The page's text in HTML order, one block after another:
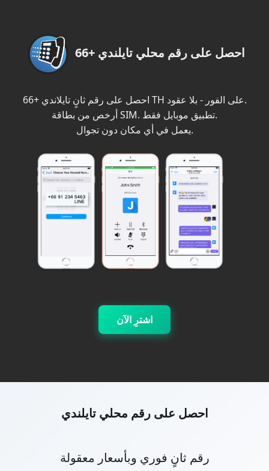
احصل على رقم محلي تايلندي +66
احصل على رقم ثانٍ تايلاندي +66 TH على الفور - بلا عقود.
أرخص من بطاقة SIM. تطبيق موبايل فقط.
يعمل في أي مكان دون تجوال.
اشترِ الآن
احصل على رقم محلي تايلندي
رقم ثانٍ فوري وبأسعار معقولة